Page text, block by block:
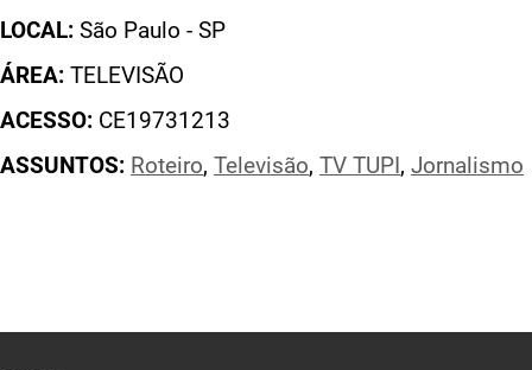
LOCAL: São Paulo - SP
ÁREA: TELEVISÃO
ACESSO: CE19731213
ASSUNTOS: Roteiro, Televisão, TV TUPI , Jornalismo